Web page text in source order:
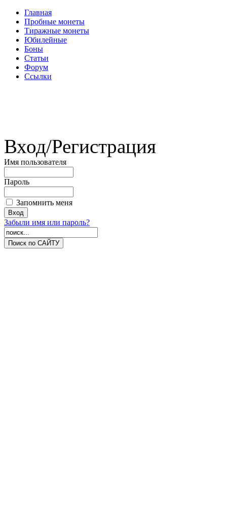
Главная
Пробные монеты
Тиражные монеты
Юбилейные
Боны
Статьи
Форум
Ссылки
Вход/Регистрация
Имя пользователя
Пароль
Запомнить меня
Забыли имя или пароль?